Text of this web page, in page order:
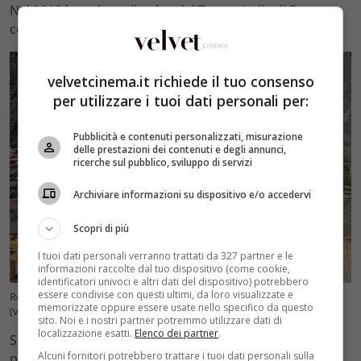
Nel 2012 ha calcato il palco del Teatro India di Roma,
con Danilo Nigrelli, in Una cena armena di Paola Ponti.
Rosa Diletta Rossi, età, vita privata e film dell’attrice di Maria Corleone
(velvetcinema.it) -@rosadiletta
Successivamente ha frequentato un corso
velvetcinema.it richiede il tuo consenso
per utilizzare i tuoi dati personali per:
Pubblicità e contenuti personalizzati, misurazione
delle prestazioni dei contenuti e degli annunci,
ricerche sul pubblico, sviluppo di servizi
Archiviare informazioni su dispositivo e/o accedervi
Scopri di più
I tuoi dati personali verranno trattati da 327 partner e le
informazioni raccolte dal tuo dispositivo (come cookie,
identificatori univoci e altri dati del dispositivo) potrebbero
essere condivise con questi ultimi, da loro visualizzate e
memorizzate oppure essere usate nello specifico da questo
sito. Noi e i nostri partner potremmo utilizzare dati di
localizzazione esatti. Elenco dei partner.
Alcuni fornitori potrebbero trattare i tuoi dati personali sulla